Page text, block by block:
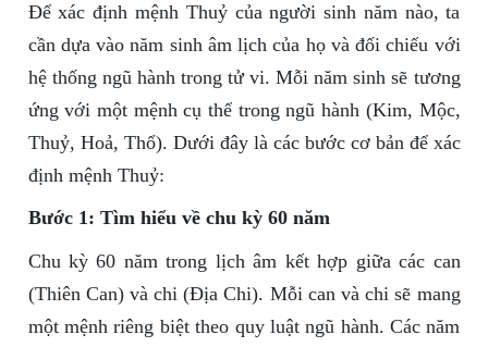
Để xác định mệnh Thuỷ của người sinh năm nào, ta
cần dựa vào năm sinh âm lịch của họ và đối chiếu với
hệ thống ngũ hành trong tử vi. Mỗi năm sinh sẽ tương
ứng với một mệnh cụ thể trong ngũ hành (Kim, Mộc,
Thuỷ, Hoả, Thổ). Dưới đây là các bước cơ bản để xác
định mệnh Thuỷ:
Bước 1: Tìm hiểu về chu kỳ 60 năm
Chu kỳ 60 năm trong lịch âm kết hợp giữa các can
(Thiên Can) và chi (Địa Chi). Mỗi can và chi sẽ mang
một mệnh riêng biệt theo quy luật ngũ hành. Các năm